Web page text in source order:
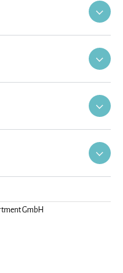
GmbH